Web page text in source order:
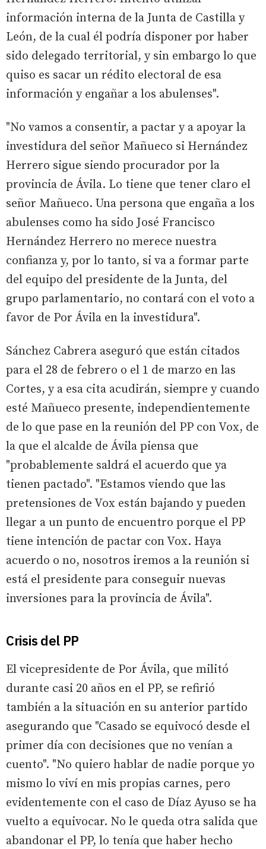
información interna de la Junta de Castilla y
León, de la cual él podría disponer por haber
sido delegado territorial, y sin embargo lo que
quiso es sacar un rédito electoral de esa
información y engañar a los abulenses".
"No vamos a consentir, a pactar y a apoyar la
investidura del señor Mañueco si Hernández
Herrero sigue siendo procurador por la
provincia de Ávila. Lo tiene que tener claro el
señor Mañueco. Una persona que engaña a los
abulenses como ha sido José Francisco
Hernández Herrero no merece nuestra
confianza y, por lo tanto, si va a formar parte
del equipo del presidente de la Junta, del
grupo parlamentario, no contará con el voto a
favor de Por Ávila en la investidura".
Sánchez Cabrera aseguró que están citados
para el 28 de febrero o el 1 de marzo en las
Cortes, y a esa cita acudirán, siempre y cuando
esté Mañueco presente, independientemente
de lo que pase en la reunión del PP con Vox, de
la que el alcalde de Ávila piensa que
"probablemente saldrá el acuerdo que ya
tienen pactado". "Estamos viendo que las
pretensiones de Vox están bajando y pueden
llegar a un punto de encuentro porque el PP
tiene intención de pactar con Vox. Haya
acuerdo o no, nosotros iremos a la reunión si
está el presidente para conseguir nuevas
inversiones para la provincia de Ávila".
Crisis del PP
El vicepresidente de Por Ávila, que militó
durante casi 20 años en el PP, se refirió
también a la situación en su anterior partido
asegurando que "Casado se equivocó desde el
primer día con decisiones que no venían a
cuento". "No quiero hablar de nadie porque yo
mismo lo viví en mis propias carnes, pero
evidentemente con el caso de Díaz Ayuso se ha
vuelto a equivocar. No le queda otra salida que
abandonar el PP, lo tenía que haber hecho